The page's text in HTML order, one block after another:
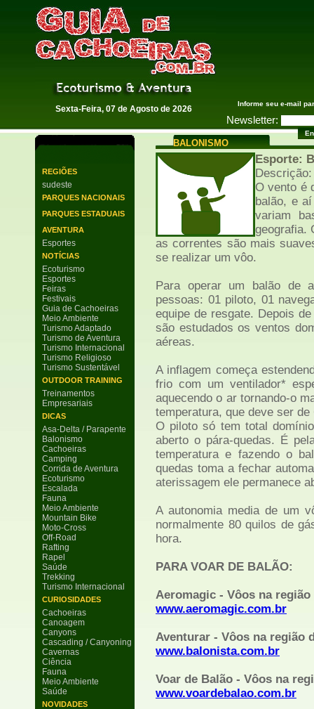
Guia de Cachoeiras
Sexta-Feira, 07 de Agosto de 2026
Informe seu e-mail
Newsletter:
REGIÕES
sudeste
PARQUES NACIONAIS
PARQUES ESTADUAIS
AVENTURA
Esportes
NOTÍCIAS
Ecoturismo
Esportes
Feiras
Festivais
Guia de Cachoeiras
Meio Ambiente
Turismo Adaptado
Turismo de Aventura
Turismo Internacional
Turismo Religioso
Turismo Sustentável
OUTDOOR TRAINING
Treinamentos
Empresariais
DICAS
Asa-Delta / Parapente
Balonismo
Cachoeiras
Camping
Corrida de Aventura
Ecoturismo
Escalada
Fauna
Meio Ambiente
Mountain Bike
Moto-Cross
Off-Road
Rafting
Rapel
Saúde
Trekking
Turismo Internacional
CURIOSIDADES
Cachoeiras
Canoagem
Canyons
Cascading / Canyoning
Cavernas
Ciência
Fauna
Meio Ambiente
Saúde
NOVIDADES
BALONISMO
Esporte:
Descrição:
O vento é
balão, e
variam
geografia.
as correntes são mais
se realizar um vôo.
Para operar um balão de
pessoas: 01 piloto, 01
equipe de resgate. Depois
são estudados os ventos
aéreas.
A inflagem começa
frio com um ventilador*
aquecendo o ar tornando-o
temperatura, que deve ser de
O piloto só tem total
aberto o pára-quedas. É
temperatura e fazendo o
quedas toma a fechar
aterissagem ele permanece
A autonomia media de um
normalmente 80 quilos de
hora.
PARA VOAR DE BALÃO:
Aeromagic - Vôos na
www.aeromagic.com.br
Aventurar - Vôos na região
www.balonista.com.br
Voar de Balão - Vôos na
www.voardebalao.com.br